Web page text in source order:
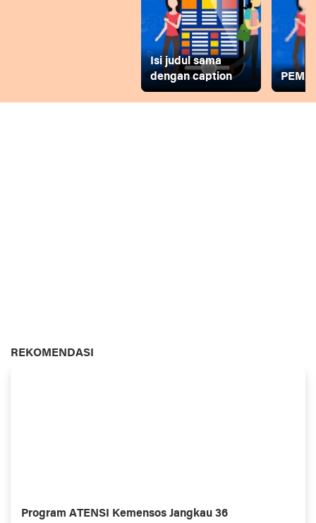
Isi judul sama
dengan caption
REKOMENDASI
Program ATENSI Kemensos Jangkau 36